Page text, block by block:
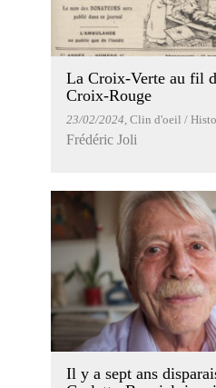
La Croix-Verte au fil
Croix-Rouge
23/02/2024, Clin d'oeil /
Frédéric Joli
Il y a sept ans